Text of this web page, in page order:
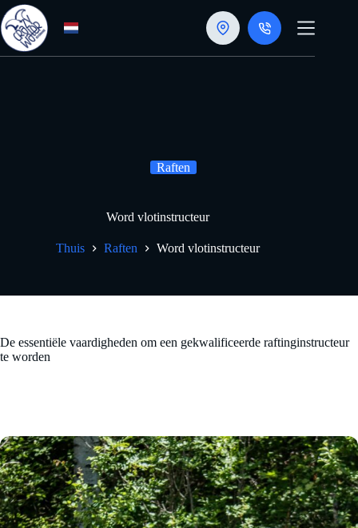
Doorgaan
naar
artikel
Raften
Word vlotinstructeur
Thuis Raften Word vlotinstructeur
De essentiële vaardigheden om een gekwalificeerde raftinginstructeur
te worden